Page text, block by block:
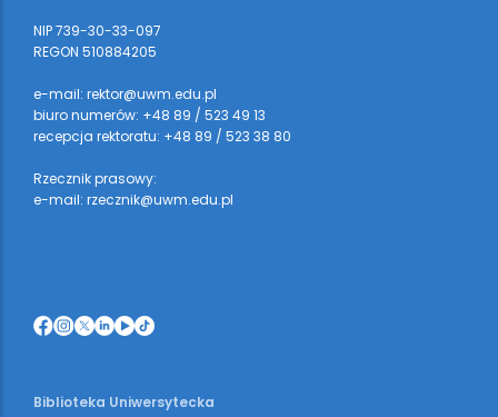
NIP 739-30-33-097
REGON 510884205
e-mail: rektor@uwm.edu.pl
biuro numerów: +48 89 / 523 49 13
recepcja rektoratu: +48 89 / 523 38 80
Rzecznik prasowy:
e-mail: rzecznik@uwm.edu.pl
Biblioteka Uniwersytecka